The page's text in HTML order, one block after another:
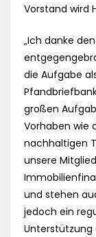
Vorstand wird
„Ich danke
die Aufgabe
großen
Vorhaben wie
nachhaltigen
unsere
und stehen
jedoch ein
Unterstützung